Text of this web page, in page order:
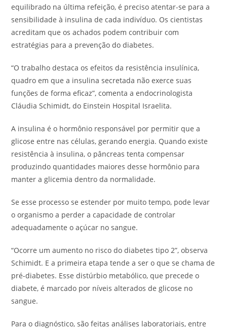
equilibrado na última refeição, é preciso atentar-se para a
sensibilidade à insulina de cada indivíduo. Os cientistas
acreditam que os achados podem contribuir com
estratégias para a prevenção do diabetes.
“O trabalho destaca os efeitos da resistência insulínica,
quadro em que a insulina secretada não exerce suas
funções de forma eficaz”, comenta a endocrinologista
Cláudia Schimidt, do Einstein Hospital Israelita.
A insulina é o hormônio responsável por permitir que a
glicose entre nas células, gerando energia. Quando existe
resistência à insulina, o pâncreas tenta compensar
produzindo quantidades maiores desse hormônio para
manter a glicemia dentro da normalidade.
Se esse processo se estender por muito tempo, pode levar
o organismo a perder a capacidade de controlar
adequadamente o açúcar no sangue.
“Ocorre um aumento no risco do diabetes tipo 2”, observa
Schimidt. E a primeira etapa tende a ser o que se chama de
pré-diabetes. Esse distúrbio metabólico, que precede o
diabete, é marcado por níveis alterados de glicose no
sangue.
Para o diagnóstico, são feitas análises laboratoriais, entre